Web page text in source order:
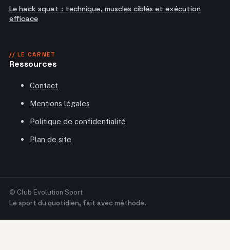
Le hack squat : technique, muscles ciblés et exécution
efficace
// LE CARNET
Ressources
Contact
Mentions légales
Politique de confidentialité
Plan de site
© Club Evolution Sport
Le sport du quotidien, fait avec méthode.